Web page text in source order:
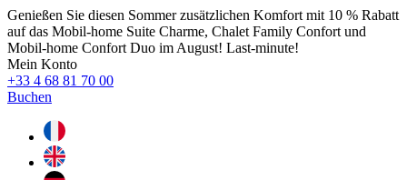
Genießen Sie diesen Sommer zusätzlichen Komfort mit 10 % Rabatt
auf das Mobil-home Suite Charme, Chalet Family Confort und
Mobil-home Confort Duo im August! Last-minute!
Mein Konto
+33 4 68 81 70 00
Buchen